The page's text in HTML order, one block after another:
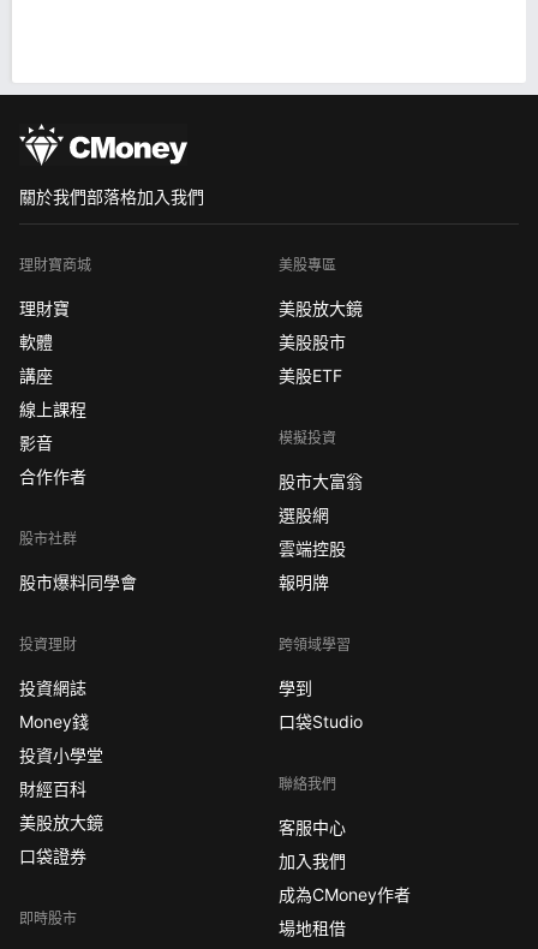
關於我們部落格加入我們
理財寶商城
理財寶
軟體
講座
線上課程
影音
合作作者
股市社群
股市爆料同學會
投資理財
投資網誌
Money錢
投資小學堂
財經百科
美股放大鏡
口袋證券
即時股市
美股專區
美股放大鏡
美股股市
美股ETF
模擬投資
股市大富翁
選股網
雲端控股
報明牌
跨領域學習
學到
口袋Studio
聯絡我們
客服中心
加入我們
成為CMoney作者
場地租借